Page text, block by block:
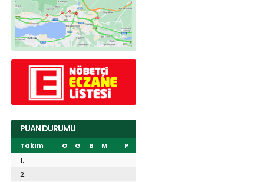
PUAN DURUMU
Takım O G B M
P
1.
2.